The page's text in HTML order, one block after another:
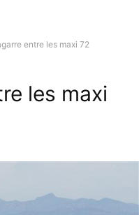
entre les maxi 72
les maxi